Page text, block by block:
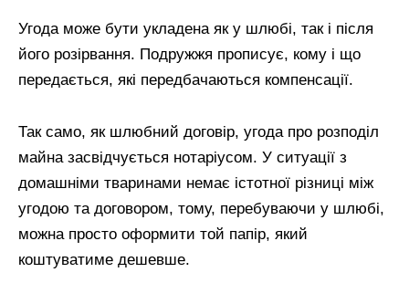
Угода може бути укладена як у шлюбі, так і після
його розірвання. Подружжя прописує, кому і що
передається, які передбачаються компенсації.
Так само, як шлюбний договір, угода про розподіл
майна засвідчується нотаріусом. У ситуації з
домашніми тваринами немає істотної різниці між
угодою та договором, тому, перебуваючи у шлюбі,
можна просто оформити той папір, який
коштуватиме дешевше.